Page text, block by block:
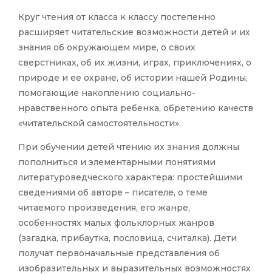
Круг чтения от класса к классу постепенно
расширяет читательские возможности детей и их
знания об окружающем мире, о своих
сверстниках, об их жизни, играх, приключениях, о
природе и ее охране, об истории нашей Родины,
помогающие накоплению социально-
нравственного опыта ребенка, обретению качеств
«читательской самостоятельности».
При обучении детей чтению их знания должны
пополниться и элементарными понятиями
литературоведческого характера: простейшими
сведениями об авторе – писателе, о теме
читаемого произведения, его жанре,
особенностях малых фольклорных жанров
(загадка, прибаутка, пословица, считалка). Дети
получат первоначальные представления об
изобразительных и выразительных возможностях